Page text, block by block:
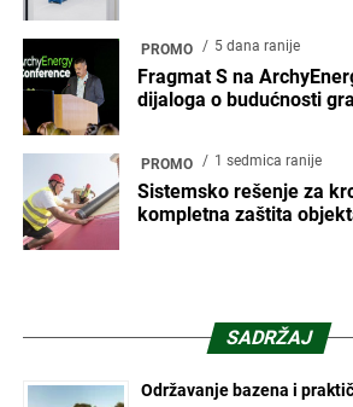
PROMO 5 dana ranije
Fragmat S na
dijaloga o budućnosti
PROMO 1 sedmica ranije
Sistemsko rešenje za
kompletna zaštita
SADRŽAJ
Održavanje bazena i